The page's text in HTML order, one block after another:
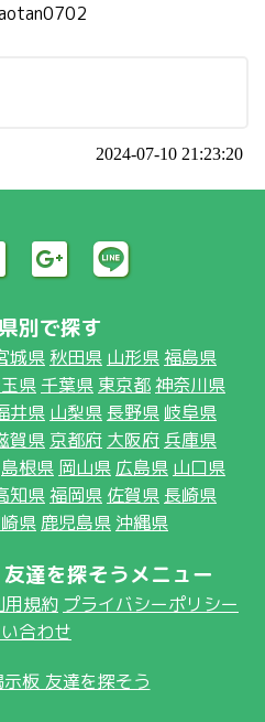
2024-07-10 21:23:20
別で探す
城県 秋田県 山形県福島県
県 千葉県 東京都神奈川県
井県 山梨県 長野県 岐阜県
賀県 京都府 大阪府 兵庫県
島根県 岡山県 広島県 山口県
知県福岡県 佐賀県 長崎県
県 鹿児島県 沖縄県
達を探そうメニュー
用規約 プライバシーポリシー
合わせ
板 友達を探そう